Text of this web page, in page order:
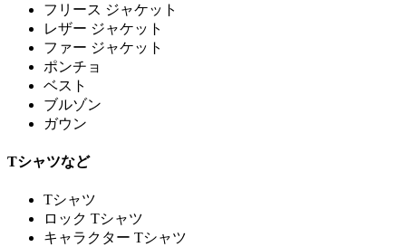
フリース ジャケット
レザー ジャケット
ファー ジャケット
ポンチョ
ベスト
ブルゾン
ガウン
Tシャツなど
Tシャツ
ロック Tシャツ
キャラクター Tシャツ